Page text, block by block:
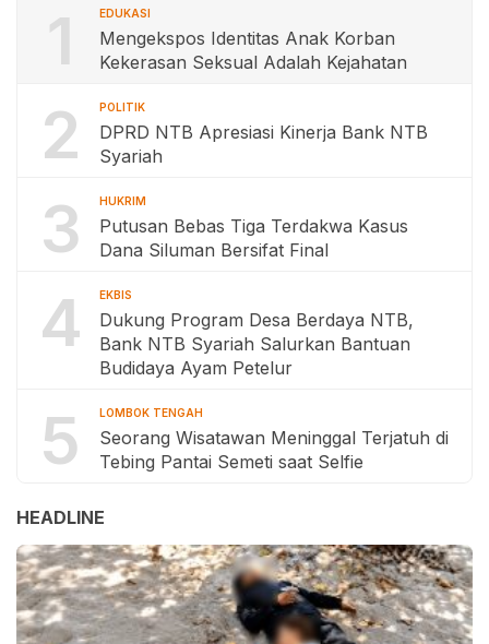
1 EDUKASI
Mengekspos Identitas Anak Korban
Kekerasan Seksual Adalah Kejahatan
2 POLITIK
DPRD NTB Apresiasi Kinerja Bank NTB
Syariah
3 HUKRIM
Putusan Bebas Tiga Terdakwa Kasus
Dana Siluman Bersifat Final
4 EKBIS
Dukung Program Desa Berdaya NTB,
Bank NTB Syariah Salurkan Bantuan
Budidaya Ayam Petelur
5 LOMBOK TENGAH
Seorang Wisatawan Meninggal Terjatuh di
Tebing Pantai Semeti saat Selfie
HEADLINE